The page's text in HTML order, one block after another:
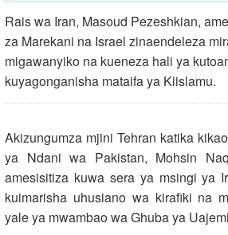
Rais wa Iran, Masoud Pezeshkian,
za Marekani na Israel zinaendeleza
migawanyiko na kueneza hali ya
kuyagonganisha mataifa ya Kiislamu.
Akizungumza mjini Tehran katika
ya Ndani wa Pakistan, Mohsin
amesisitiza kuwa sera ya msingi ya
kuimarisha uhusiano wa kirafiki na
yale ya mwambao wa Ghuba ya